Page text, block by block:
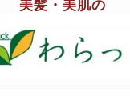
美髪・美肌の